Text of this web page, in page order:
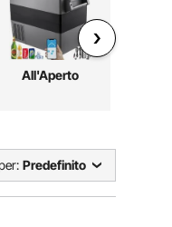
All'Aperto
Predefinito